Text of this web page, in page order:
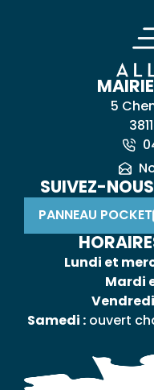
5
SUIVEZ-
PANNEAU POCKET
Lundi et
Mardi
Samedi : ouvert